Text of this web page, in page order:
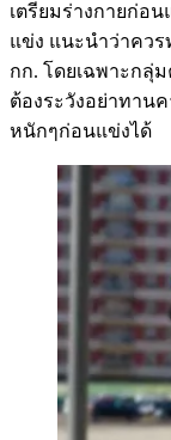
เตรียมร่างกายก่อ
แข่ง แนะนำว่าควร
กก. โดยเฉพาะกลุ่
ต้องระวังอย่าทาน
หนักๆก่อนแข่งได้